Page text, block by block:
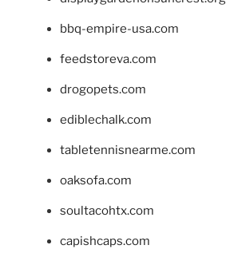
bbq-empire-usa.com
feedstoreva.com
drogopets.com
ediblechalk.com
tabletennisnearme.com
oaksofa.com
soultacohtx.com
capishcaps.com